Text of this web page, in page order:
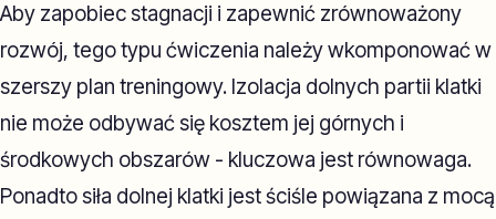
Aby zapobiec stagnacji i zapewnić zrównoważony
rozwój, tego typu ćwiczenia należy wkomponować w
szerszy plan treningowy. Izolacja dolnych partii klatki
nie może odbywać się kosztem jej górnych i
środkowych obszarów - kluczowa jest równowaga.
Ponadto siła dolnej klatki jest ściśle powiązana z mocą